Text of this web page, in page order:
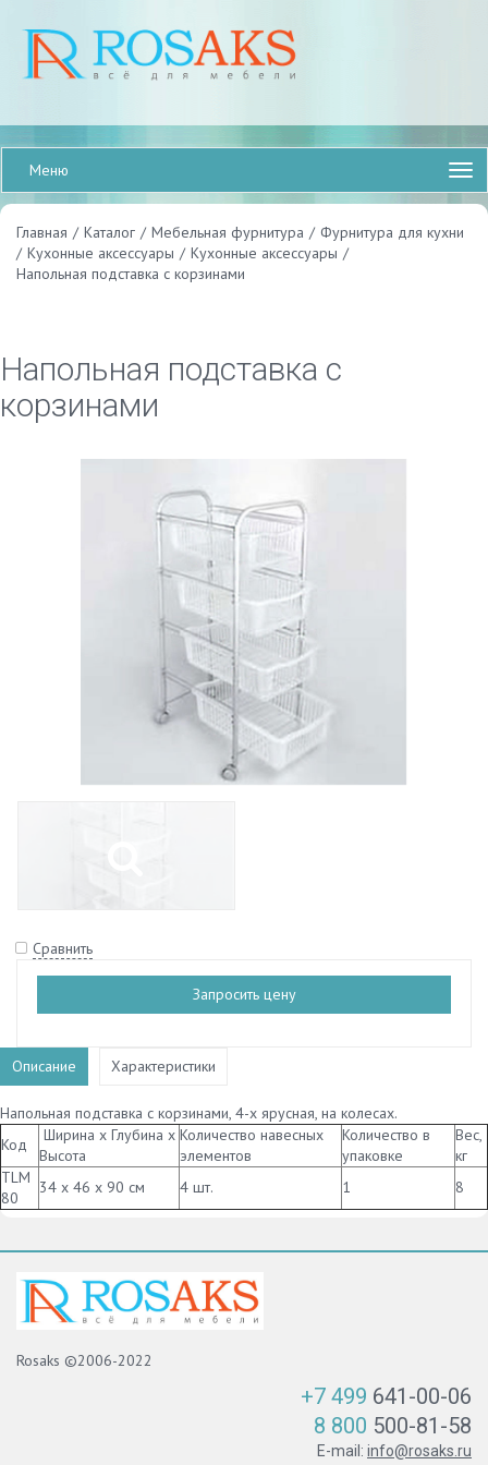
Меню
Главная / Каталог / Мебельная фурнитура / Фурнитура для кухни
/ Кухонные аксессуары / Кухонные аксессуары /
Напольная подставка с корзинами
Напольная подставка с
корзинами
Сравнить
Запросить цену
Описание Характеристики
Напольная подставка с корзинами, 4-х ярусная, на колесах.
Код
Ширина х Глубина х
Высота
Количество навесных
элементов
Количество в
упаковке
Вес,
кг
TLM
80
34 х 46 х 90 см 4 шт. 1 8
Rosaks ©2006-2022
+7 499 641-00-06
8 800 500-81-58
E-mail: info@rosaks.ru